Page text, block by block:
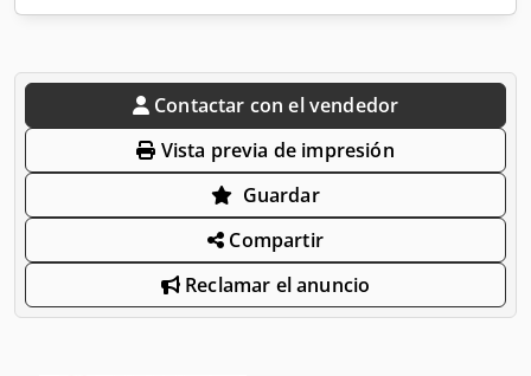
Contactar con el vendedor
Vista previa de impresión
Guardar
Compartir
Reclamar el anuncio